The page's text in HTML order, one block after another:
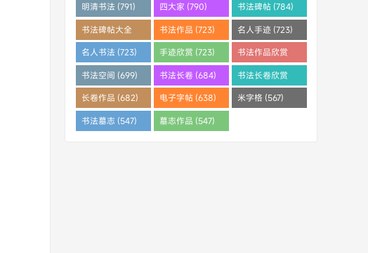
明清书法 (791) 四大家 (790) 书法碑帖 (784)
书法碑帖大全
(784)
书法作品 (723) 名人手迹 (723)
名人书法 (723) 手迹欣赏 (723)
书法作品欣赏
(710)
书法空间 (699) 书法长卷 (684)
书法长卷欣赏
(682)
长卷作品 (682) 电子字帖 (638) 米字格 (567)
书法墓志 (547) 墓志作品 (547)